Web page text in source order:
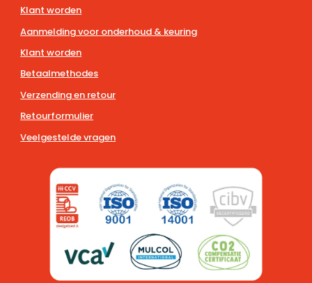
Klant worden
Aanmelding voor onderhoud & keuring
Klant worden
Betaalmethodes
Verzending en retour
Retourformulier
Veelgestelde vragen